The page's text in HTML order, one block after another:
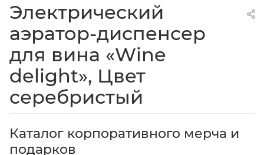
Электрический
аэратор-диспенсер
для вина «Wine
delight», Цвет
серебристый
Каталог корпоративного мерча и
подарков